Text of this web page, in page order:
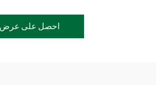
احصل على عرض